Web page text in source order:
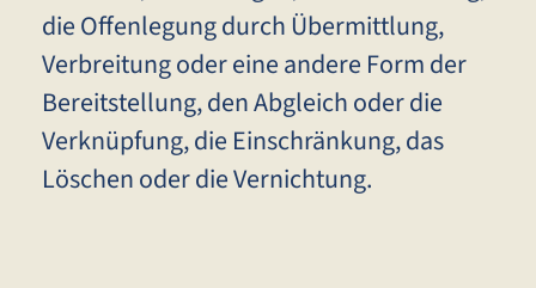
die Offenlegung durch Übermittlung,
Verbreitung oder eine andere Form der
Bereitstellung, den Abgleich oder die
Verknüpfung, die Einschränkung, das
Löschen oder die Vernichtung.